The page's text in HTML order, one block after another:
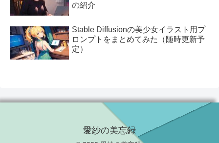
の紹介
Stable Diffusionの美少女イラスト用プ
ロンプトをまとめてみた（随時更新予
定）
愛紗の美忘録